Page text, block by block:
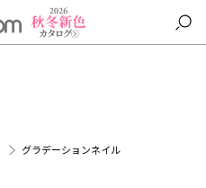
グラデーションネイル